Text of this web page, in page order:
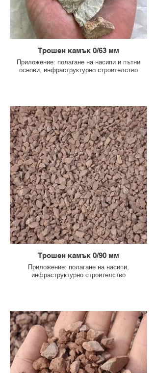
Трошен камък 0/63 мм
Приложение: полагане на насипи и пътни
основи, инфраструктурно строителство
Трошен камък 0/90 мм
Приложение: полагане на насипи,
инфраструктурно строителство